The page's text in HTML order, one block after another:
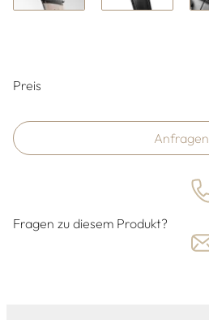
Preis
Anfragen
Fragen zu diesem Produkt?